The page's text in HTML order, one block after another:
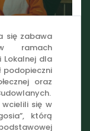
się zabawa
ramach
Lokalnej dla
podopieczni
oraz
się w
którą